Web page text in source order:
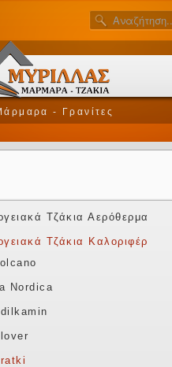
- Γρανίτες
Τζάκια Αερόθερμα
Τζάκια Καλοριφέρ
Nordica